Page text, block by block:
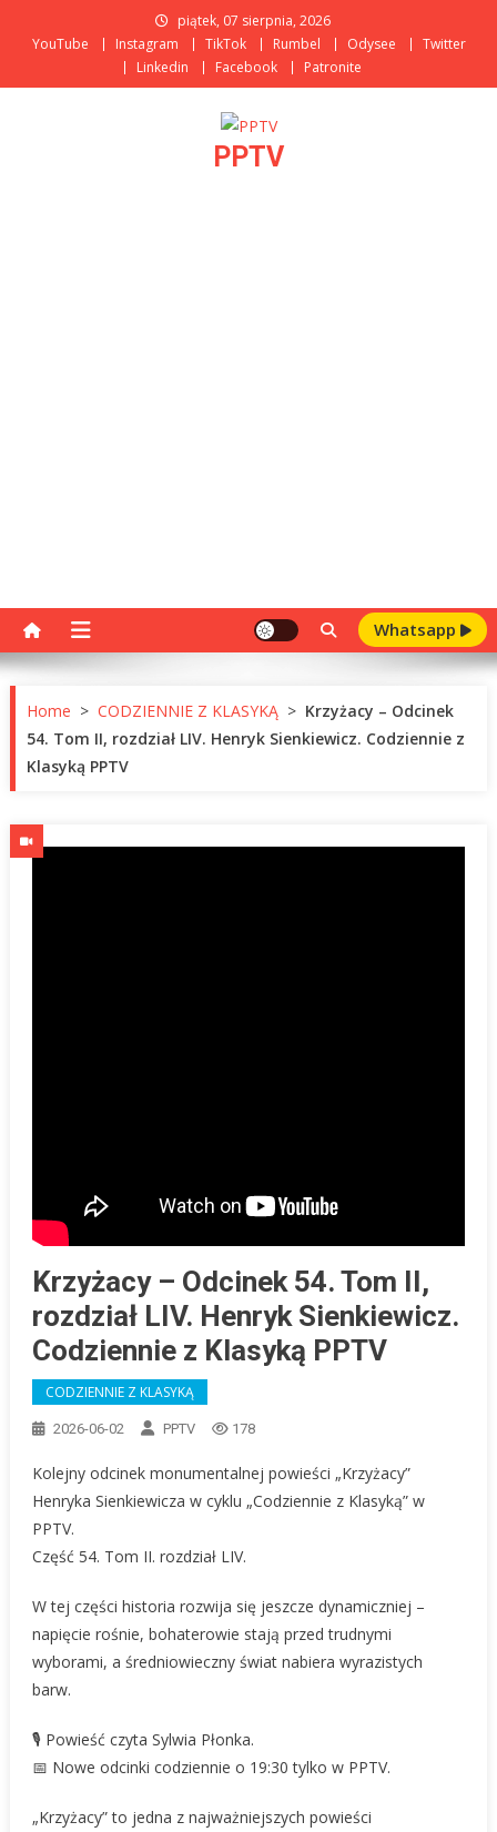
piątek, 07 sierpnia, 2026
YouTube
Instagram TikTok Rumbel Odysee
Twitter
Linkedin
Facebook Patronite
PPTV
Whatsapp
Home > CODZIENNIE Z KLASYKĄ > Krzyżacy – Odcinek
54. Tom II, rozdział LIV. Henryk Sienkiewicz. Codziennie z
Klasyką PPTV
Krzyżacy – Odcinek 54. Tom II,
rozdział LIV. Henryk Sienkiewicz.
Codziennie z Klasyką PPTV
CODZIENNIE Z KLASYKĄ
2026-06-02 PPTV 178
Kolejny odcinek monumentalnej powieści „Krzyżacy”
Henryka Sienkiewicza w cyklu „Codziennie z Klasyką” w
PPTV.
Część 54. Tom II. rozdział LIV.
W tej części historia rozwija się jeszcze dynamiczniej –
napięcie rośnie, bohaterowie stają przed trudnymi
wyborami, a średniowieczny świat nabiera wyrazistych
barw.
🎙 Powieść czyta Sylwia Płonka.
📅 Nowe odcinki codziennie o 19:30 tylko w PPTV.
„Krzyżacy” to jedna z najważniejszych powieści